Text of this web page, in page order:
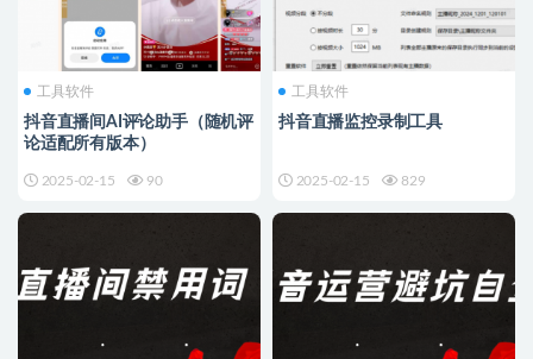
工具软件
抖音直播间AI评论助手（随机评
论适配所有版本）
2025-02-15 90
工具软件
抖音直播监控录制工具
2025-02-15 829